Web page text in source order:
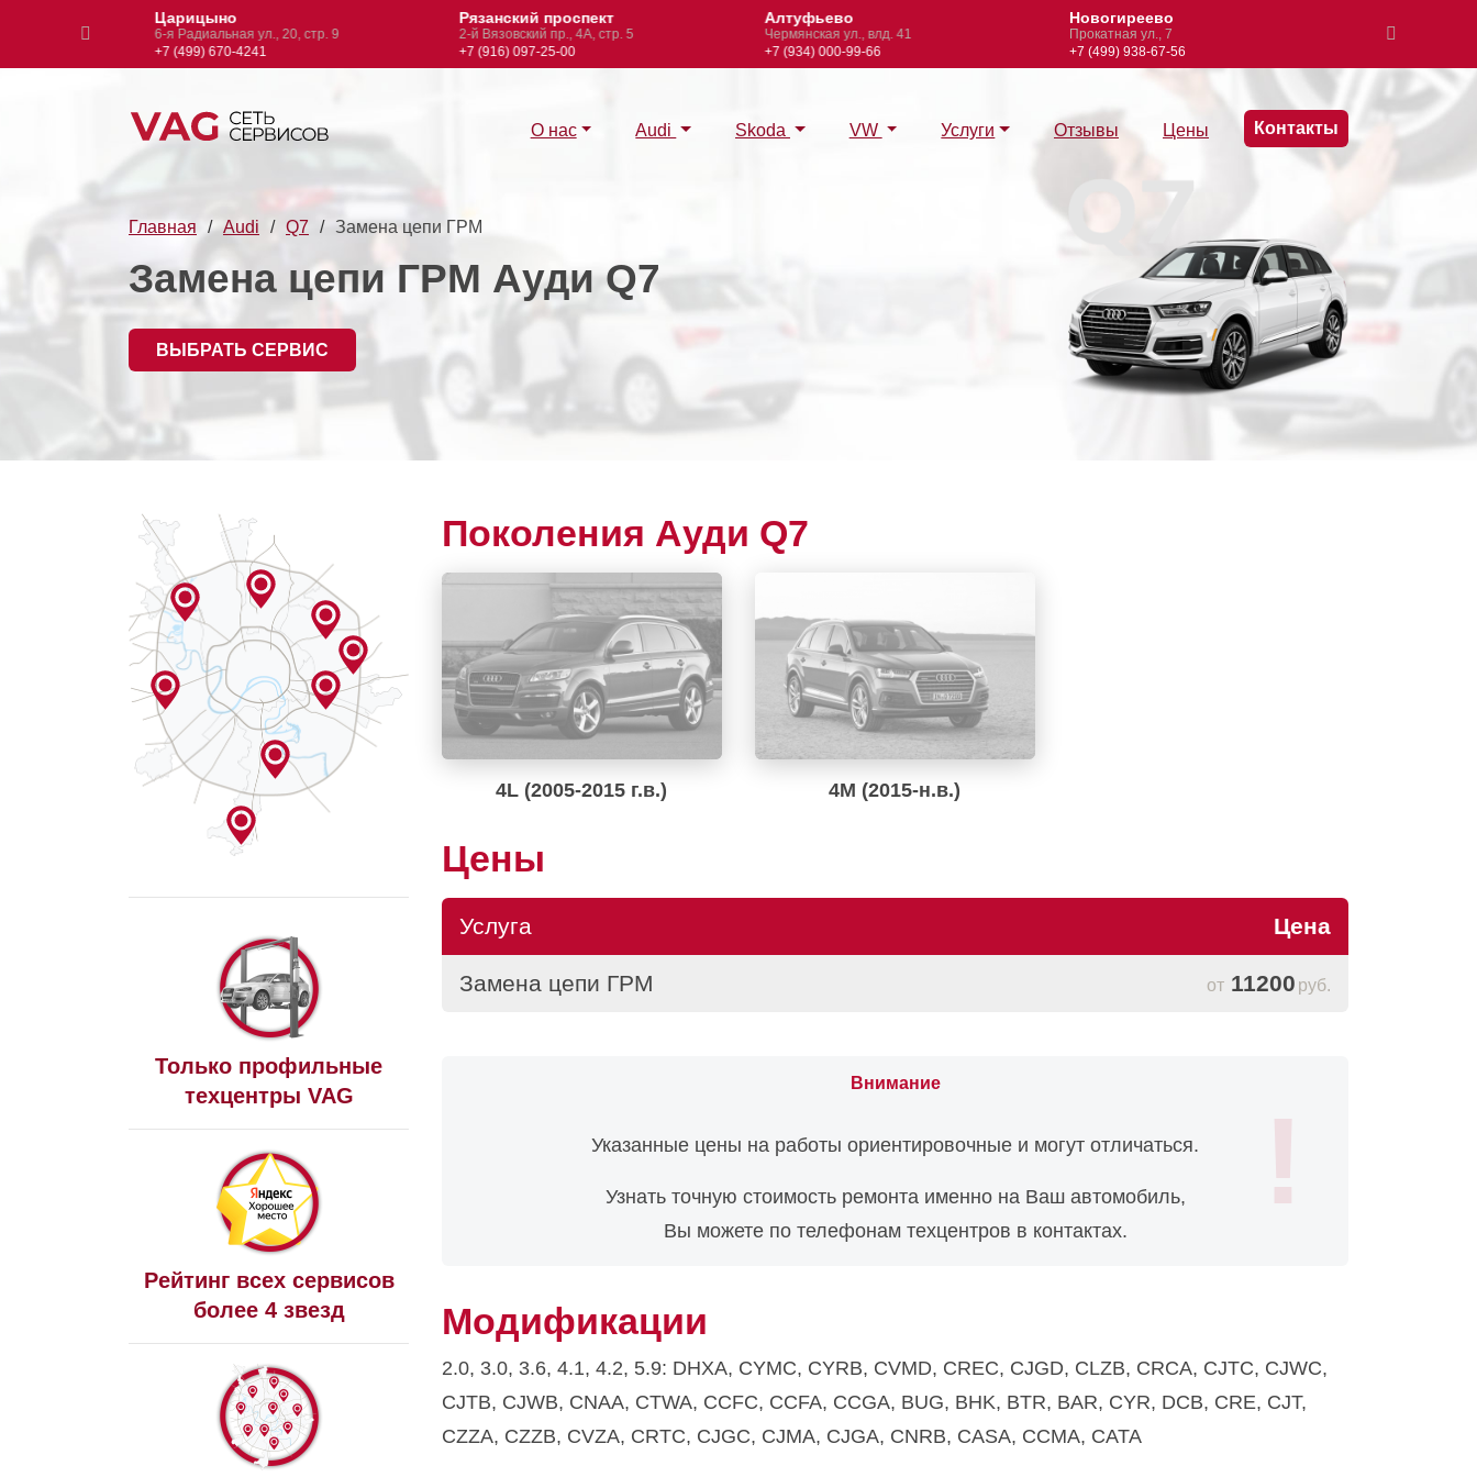
Царицыно
6-я Радиальная ул., 20, стр. 9
+7 (499) 670-4241
Рязанский проспект
2-й Вязовский пр., 4А, стр. 5
+7 (916) 097-25-00
Алтуфьево
Чермянская ул., влд. 41
+7 (934) 000-99-66
Новогиреево
Прокатная ул., 7
+7 (499) 938-67-56
О нас Audi Skoda VW Услуги Отзывы Цены Контакты
Главная Audi Q7 Замена цепи ГРМ
Замена цепи ГРМ Ауди Q7
ВЫБРАТЬ СЕРВИС
Только профильные
техцентры VAG
Рейтинг всех сервисов
более 4 звезд
Поколения Ауди Q7
4L (2005-2015 г.в.) 4M (2015-н.в.)
Цены
Услуга Цена
Замена цепи ГРМ 11200 руб.
Внимание
Указанные цены на работы ориентировочные и могут отличаться.
Узнать точную стоимость ремонта именно на Ваш автомобиль,
Вы можете по телефонам техцентров в контактах.
Модификации
2.0, 3.0, 3.6, 4.1, 4.2, 5.9: DHXA, CYMC, CYRB, CVMD, CREC, CJGD, CLZB, CRCA, CJTC, CJWC,
CJTB, CJWB, CNAA, CTWA, CCFC, CCFA, CCGA, BUG, BHK, BTR, BAR, CYR, DCB, CRE, CJT,
CZZA, CZZB, CVZA, CRTC, CJGC, CJMA, CJGA, CNRB, CASA, CCMA, CATA